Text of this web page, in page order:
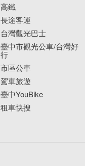
高鐵
長途客運
台灣觀光巴士
臺中市觀光公車/台灣好
行
市區公車
駕車旅遊
臺中YouBike
租車快搜